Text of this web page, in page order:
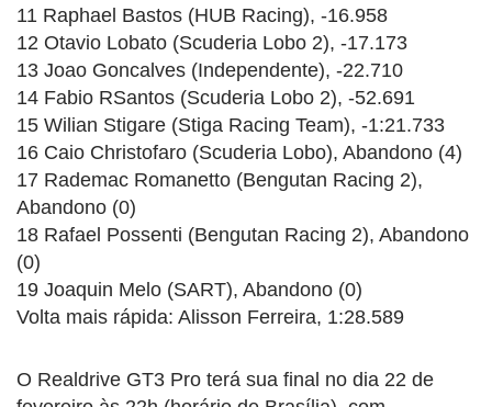
11 Raphael Bastos (HUB Racing), -16.958
12 Otavio Lobato (Scuderia Lobo 2), -17.173
13 Joao Goncalves (Independente), -22.710
14 Fabio RSantos (Scuderia Lobo 2), -52.691
15 Wilian Stigare (Stiga Racing Team), -1:21.733
16 Caio Christofaro (Scuderia Lobo), Abandono (4)
17 Rademac Romanetto (Bengutan Racing 2),
Abandono (0)
18 Rafael Possenti (Bengutan Racing 2), Abandono
(0)
19 Joaquin Melo (SART), Abandono (0)
Volta mais rápida: Alisson Ferreira, 1:28.589
O Realdrive GT3 Pro terá sua final no dia 22 de